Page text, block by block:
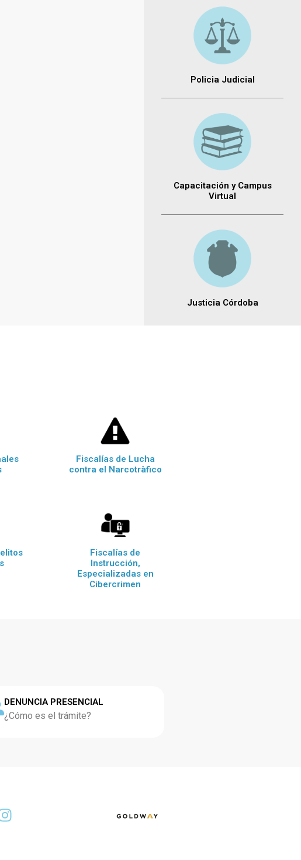
Policia Judicial
Capacitación y Campus
Virtual
Justicia Córdoba
Fiscalías de Lucha
contra el Narcotràfico
Fiscalías de
Instrucción,
Especializadas en
Cibercrimen
DENUNCIA PRESENCIAL
¿Cómo es el trámite?